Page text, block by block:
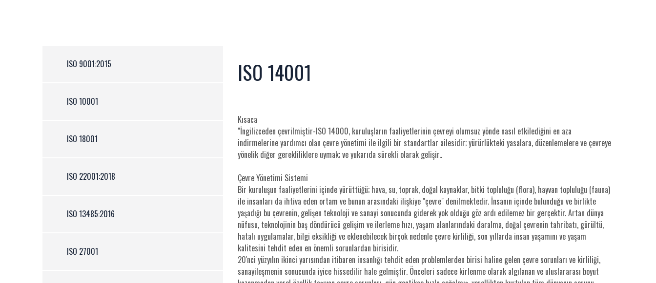
ISO 9001:2015
ISO 10001
ISO 18001
ISO 22001:2018
ISO 13485:2016
ISO 27001
ISO 14001
Kısaca
"İngilizceden çevrilmiştir-ISO 14000, kuruluşların faaliyetlerinin çevreyi olumsuz yönde nasıl etkilediğini en aza
indirmelerine yardımcı olan çevre yönetimi ile ilgili bir standartlar ailesidir; yürürlükteki yasalara, düzenlemelere ve çevreye
yönelik diğer gerekliliklere uymak; ve yukarıda sürekli olarak gelişir..
Çevre Yönetimi Sistemi
Bir kuruluşun faaliyetlerini içinde yürüttüğü; hava, su, toprak, doğal kaynaklar, bitki topluluğu (flora), hayvan topluluğu (fauna)
ile insanları da ihtiva eden ortam ve bunun arasındaki ilişkiye "çevre" denilmektedir. İnsanın içinde bulunduğu ve birlikte
yaşadığı bu çevrenin, gelişen teknoloji ve sanayi sonucunda giderek yok olduğu göz ardı edilemez bir gerçektir. Artan dünya
nüfusu, teknolojinin baş döndürücü gelişim ve ilerleme hızı, yaşam alanlarındaki daralma, doğal çevrenin tahribatı, gürültü,
hatalı uygulamalar, bilgi eksikliği ve eklenebilecek birçok nedenle çevre kirliliği, son yıllarda insan yaşamını ve yaşam
kalitesini tehdit eden en önemli sorunlardan birisidir.
20'nci yüzyılın ikinci yarısından itibaren insanlığı tehdit eden problemlerden birisi haline gelen çevre sorunları ve kirliliği,
sanayileşmenin sonucunda iyice hissedilir hale gelmiştir. Önceleri sadece kirlenme olarak algılanan ve uluslararası boyut